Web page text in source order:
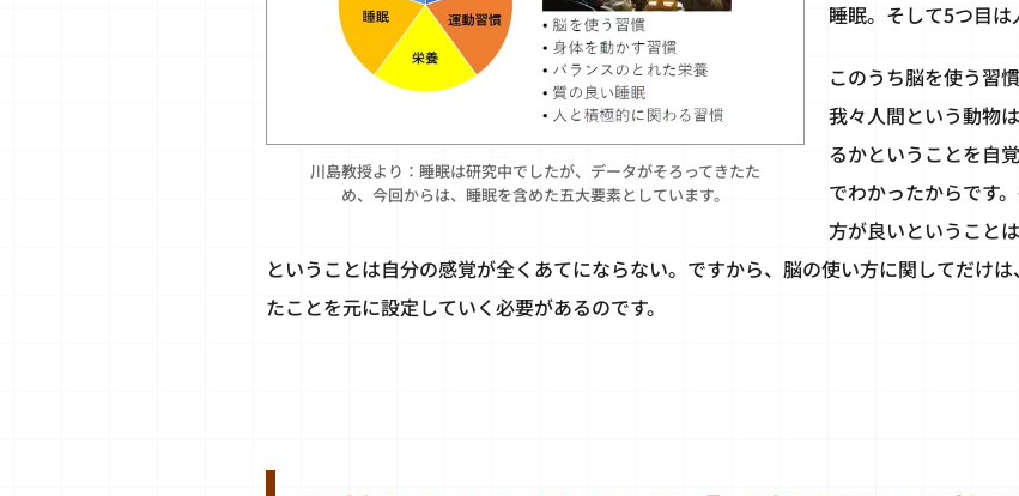
川島教授より：睡眠は研究中でしたが、データがそろってきたた
め、今回からは、睡眠を含めた五大要素としています。
睡眠。そして5つ目は
このうち脳を使う習
我々人間という動物
るかということを自
でわかったからです
方が良いということ
ということは自分の感覚が全くあてにならない。ですから、脳の使い方に関してだけ
たことを元に設定していく必要があるのです。